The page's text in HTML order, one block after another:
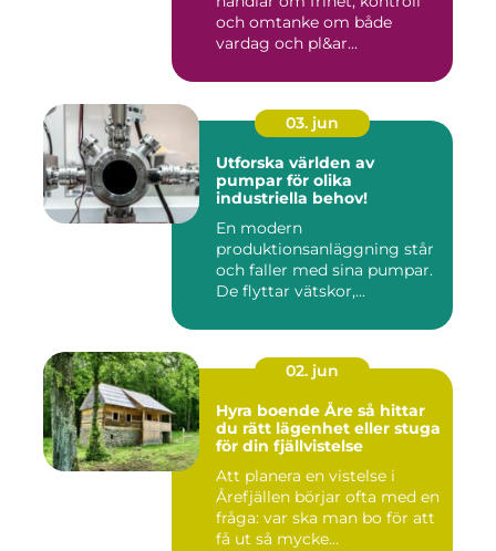
och omtanke om både
vardag och pl&ar...
03. jun
Utforska världen av
pumpar för olika
industriella behov!
En modern
produktionsanläggning står
och faller med sina pumpar.
De flyttar vätskor,...
02. jun
Hyra boende Åre så hittar
du rätt lägenhet eller stuga
för din fjällvistelse
Att planera en vistelse i
Årefjällen börjar ofta med en
fråga: var ska man bo för att
få ut så mycke...